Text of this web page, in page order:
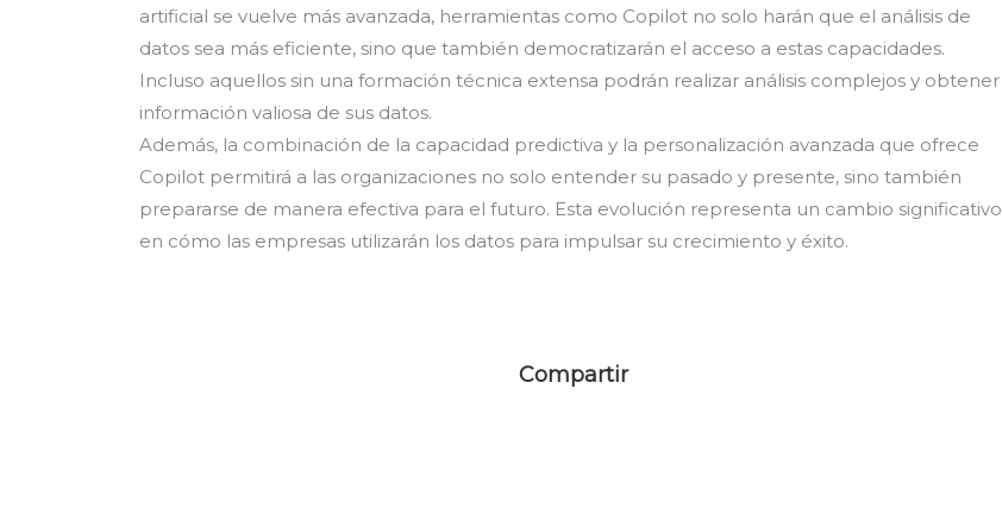
artificial se vuelve más avanzada, herramientas como Copilot no solo harán que el análisis de
datos sea más eficiente, sino que también democratizarán el acceso a estas capacidades.
Incluso aquellos sin una formación técnica extensa podrán realizar análisis complejos y obtener
información valiosa de sus datos.
Además, la combinación de la capacidad predictiva y la personalización avanzada que ofrece
Copilot permitirá a las organizaciones no solo entender su pasado y presente, sino también
prepararse de manera efectiva para el futuro. Esta evolución representa un cambio significativo
en cómo las empresas utilizarán los datos para impulsar su crecimiento y éxito.
Compartir